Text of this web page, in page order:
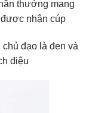
thưởng mang
nhận cúp
đạo là đen và
điệu